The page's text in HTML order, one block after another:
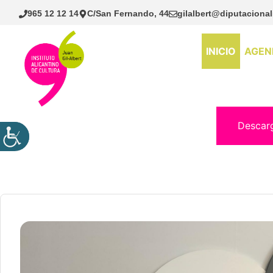
Saltar
965 12 12 14 C/San Fernando, 44
INICIO